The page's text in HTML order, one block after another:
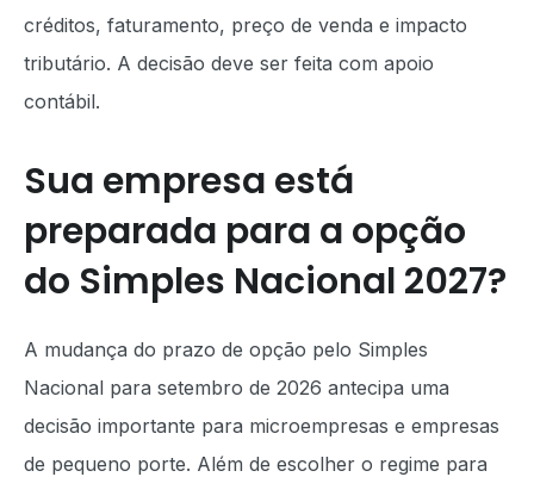
créditos, faturamento, preço de venda e impacto
tributário. A decisão deve ser feita com apoio
contábil.
Sua empresa está
preparada para a opção
do Simples Nacional 2027?
A mudança do prazo de opção pelo Simples
Nacional para setembro de 2026 antecipa uma
decisão importante para microempresas e empresas
de pequeno porte. Além de escolher o regime para